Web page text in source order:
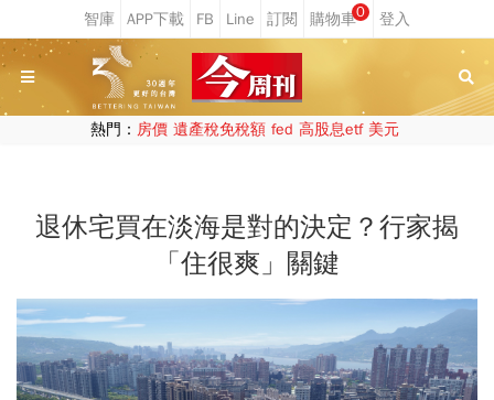
0
熱門： 房價 遺產稅免稅額 fed 高股息etf 美元
退休宅買在淡海是對的決定？行家揭
「住很爽」關鍵